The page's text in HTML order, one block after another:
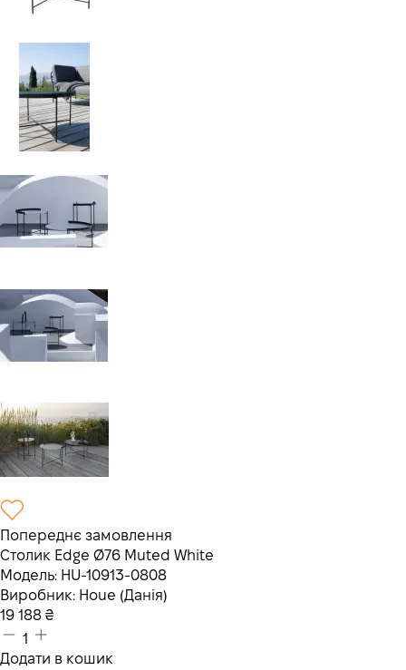
Попереднє замовлення
Столик Edge Ø76 Muted White
Модель: HU-10913-0808
Виробник: Houe (Данія)
19 188 ₴
1
Додати в кошик